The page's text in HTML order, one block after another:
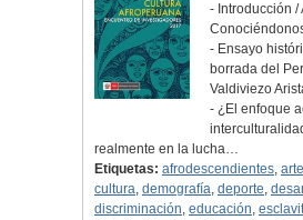
- Introducción /
- Ensayo
borrada del
Valdiviezo
- ¿El enfoque
realmente en la lucha…
Etiquetas: afrodescendientes, arte
cultura, demografía, deporte,
discriminación, educación,